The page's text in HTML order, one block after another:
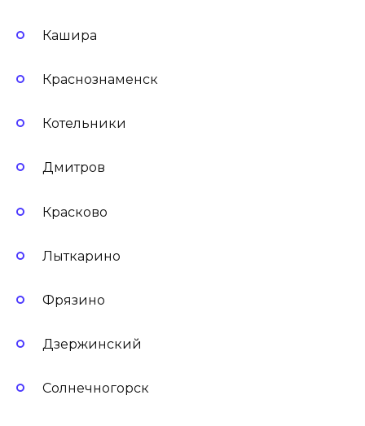
Кашира
Краснознаменск
Котельники
Дмитров
Красково
Лыткарино
Фрязино
Дзержинский
Солнечногорск